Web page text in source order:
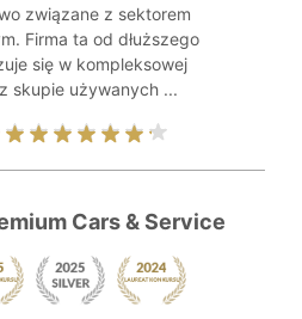
związane z sektorem
Firma ta od dłuższego
się w kompleksowej
skupie używanych ...
Cars & Service